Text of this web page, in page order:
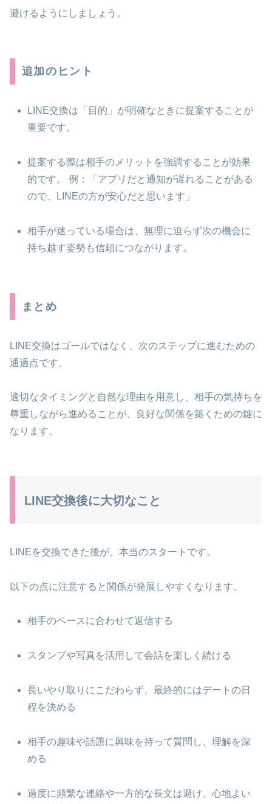
避けるようにしましょう。
追加のヒント
LINE交換は「目的」が明確なときに提案することが
重要です。
提案する際は相手のメリットを強調することが効果
的です。 例：「アプリだと通知が遅れることがある
ので、LINEの方が安心だと思います」
相手が迷っている場合は、無理に迫らず次の機会に
持ち越す姿勢も信頼につながります。
まとめ
LINE交換はゴールではなく、次のステップに進むための
通過点です。
適切なタイミングと自然な理由を用意し、相手の気持ちを
尊重しながら進めることが、良好な関係を築くための鍵に
なります。
LINE交換後に大切なこと
LINEを交換できた後が、本当のスタートです。
以下の点に注意すると関係が発展しやすくなります。
相手のペースに合わせて返信する
スタンプや写真を活用して会話を楽しく続ける
長いやり取りにこだわらず、最終的にはデートの日
程を決める
相手の趣味や話題に興味を持って質問し、理解を深
める
過度に頻繁な連絡や一方的な長文は避け、心地よい